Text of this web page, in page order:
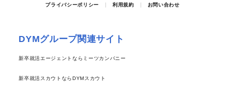
プライバシーポリシー
利用規約 お問い合わせ
DYMグループ関連サイト
新卒就活エージェントならミーツカンパニー
新卒就活スカウトならDYMスカウト